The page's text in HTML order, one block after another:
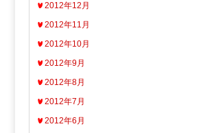
2012年12月
2012年11月
2012年10月
2012年9月
2012年8月
2012年7月
2012年6月